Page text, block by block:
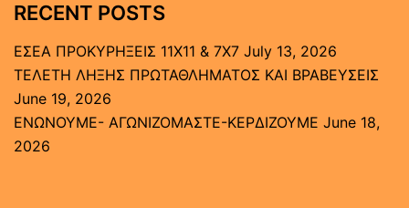
RECENT POSTS
ΕΣΕΑ ΠΡΟΚΥΡΗΞΕΙΣ 11Χ11 & 7Χ7 July 13, 2026
ΤΕΛΕΤΗ ΛΗΞΗΣ ΠΡΩΤΑΘΛΗΜΑΤΟΣ ΚΑΙ ΒΡΑΒΕΥΣΕΙΣ
June 19, 2026
ΕΝΩΝΟΥΜΕ- ΑΓΩΝΙΖΟΜΑΣΤΕ-ΚΕΡΔΙΖΟΥΜΕ June 18,
2026